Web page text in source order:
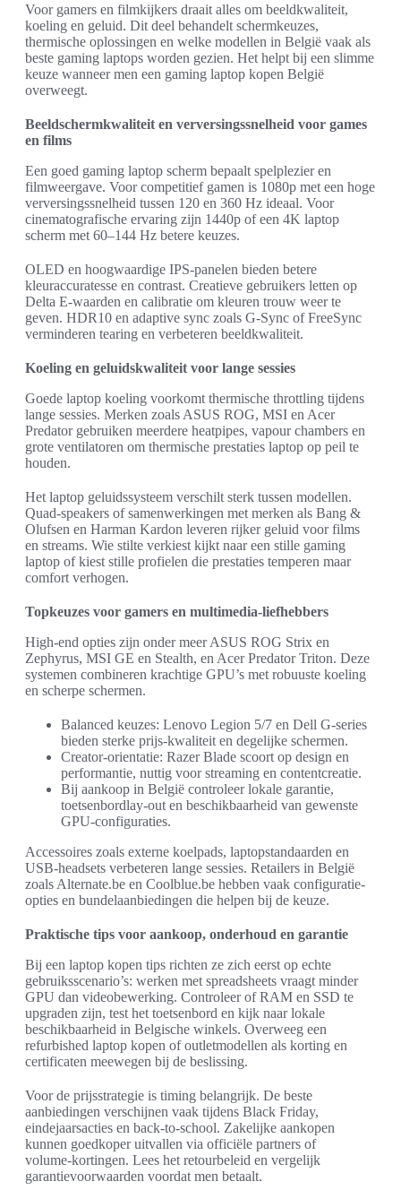
Voor gamers en filmkijkers draait alles om beeldkwaliteit,
koeling en geluid. Dit deel behandelt schermkeuzes,
thermische oplossingen en welke modellen in België vaak als
beste gaming laptops worden gezien. Het helpt bij een slimme
keuze wanneer men een gaming laptop kopen België
overweegt.
Beeldschermkwaliteit en verversingssnelheid voor games
en films
Een goed gaming laptop scherm bepaalt spelplezier en
filmweergave. Voor competitief gamen is 1080p met een hoge
verversingssnelheid tussen 120 en 360 Hz ideaal. Voor
cinematografische ervaring zijn 1440p of een 4K laptop
scherm met 60–144 Hz betere keuzes.
OLED en hoogwaardige IPS-panelen bieden betere
kleuraccuratesse en contrast. Creatieve gebruikers letten op
Delta E-waarden en calibratie om kleuren trouw weer te
geven. HDR10 en adaptive sync zoals G-Sync of FreeSync
verminderen tearing en verbeteren beeldkwaliteit.
Koeling en geluidskwaliteit voor lange sessies
Goede laptop koeling voorkomt thermische throttling tijdens
lange sessies. Merken zoals ASUS ROG, MSI en Acer
Predator gebruiken meerdere heatpipes, vapour chambers en
grote ventilatoren om thermische prestaties laptop op peil te
houden.
Het laptop geluidssysteem verschilt sterk tussen modellen.
Quad-speakers of samenwerkingen met merken als Bang &
Olufsen en Harman Kardon leveren rijker geluid voor films
en streams. Wie stilte verkiest kijkt naar een stille gaming
laptop of kiest stille profielen die prestaties temperen maar
comfort verhogen.
Topkeuzes voor gamers en multimedia-liefhebbers
High-end opties zijn onder meer ASUS ROG Strix en
Zephyrus, MSI GE en Stealth, en Acer Predator Triton. Deze
systemen combineren krachtige GPU’s met robuuste koeling
en scherpe schermen.
Balanced keuzes: Lenovo Legion 5/7 en Dell G-series
bieden sterke prijs-kwaliteit en degelijke schermen.
Creator-orientatie: Razer Blade scoort op design en
performantie, nuttig voor streaming en contentcreatie.
Bij aankoop in België controleer lokale garantie,
toetsenbordlay-out en beschikbaarheid van gewenste
GPU-configuraties.
Accessoires zoals externe koelpads, laptopstandaarden en
USB-headsets verbeteren lange sessies. Retailers in België
zoals Alternate.be en Coolblue.be hebben vaak configuratie-
opties en bundelaanbiedingen die helpen bij de keuze.
Praktische tips voor aankoop, onderhoud en garantie
Bij een laptop kopen tips richten ze zich eerst op echte
gebruiksscenario’s: werken met spreadsheets vraagt minder
GPU dan videobewerking. Controleer of RAM en SSD te
upgraden zijn, test het toetsenbord en kijk naar lokale
beschikbaarheid in Belgische winkels. Overweeg een
refurbished laptop kopen of outletmodellen als korting en
certificaten meewegen bij de beslissing.
Voor de prijsstrategie is timing belangrijk. De beste
aanbiedingen verschijnen vaak tijdens Black Friday,
eindejaarsacties en back-to-school. Zakelijke aankopen
kunnen goedkoper uitvallen via officiële partners of
volume‑kortingen. Lees het retourbeleid en vergelijk
garantievoorwaarden voordat men betaalt.